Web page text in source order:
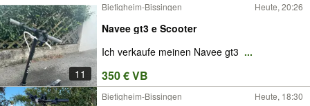
11
Bietigheim-Bissingen Heute, 20:26
Navee gt3 e Scooter
Ich verkaufe meinen Navee gt3 ...
350 € VB
Bietigheim-Bissingen Heute, 18:30